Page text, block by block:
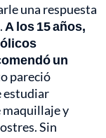
una respuesta
A los 15 años,
un
pareció
estudiar
maquillaje y
Sin